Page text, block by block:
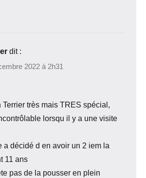
dit :
2022 à 2h31
Terrier très mais TRES spécial,
lorsqu il y a une visite
a décidé d en avoir un 2 iem la
11 ans
pas de la pousser en plein